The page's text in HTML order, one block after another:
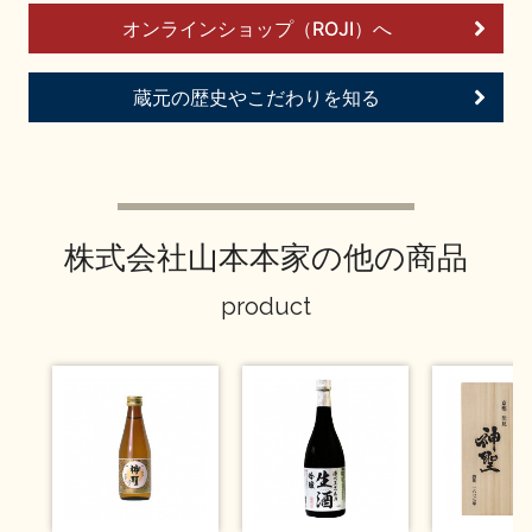
お問い合わせオンラインショップ（ROJI）へ
蔵元の歴史やこだわりを知る
株式会社山本本家の他の商品
product